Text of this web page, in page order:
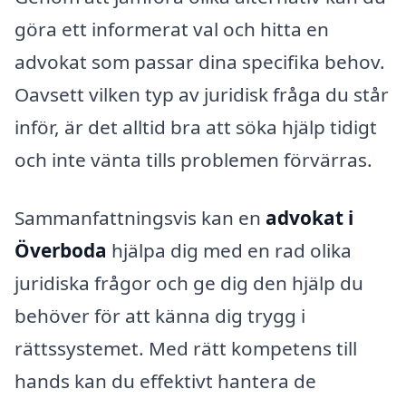
göra ett informerat val och hitta en
advokat som passar dina specifika behov.
Oavsett vilken typ av juridisk fråga du står
inför, är det alltid bra att söka hjälp tidigt
och inte vänta tills problemen förvärras.
Sammanfattningsvis kan en advokat i
Överboda hjälpa dig med en rad olika
juridiska frågor och ge dig den hjälp du
behöver för att känna dig trygg i
rättssystemet. Med rätt kompetens till
hands kan du effektivt hantera de